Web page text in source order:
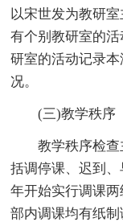
以宋世发为教研
有个别教研室的
研室的活动记录
况。
(三)教学秩序
教学秩序检查
括调停课、迟到
年开始实行调课
部内调课均有纸